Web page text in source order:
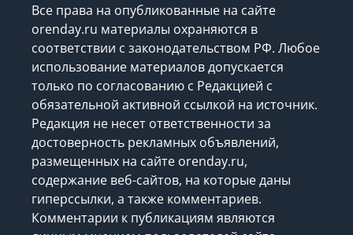
Все права на опубликованные на сайте
orenday.ru материалы охраняются в
соответствии с законодательством РФ. Любое
использование материалов допускается
только по согласованию с Редакцией с
обязательной активной ссылкой на источник.
Редакция не несет ответственности за
достоверность рекламных объявлений,
размещенных на сайте orenday.ru,
содержание веб-сайтов, на которые даны
гиперссылки, а также комментариев.
Комментарии к публикациям являются